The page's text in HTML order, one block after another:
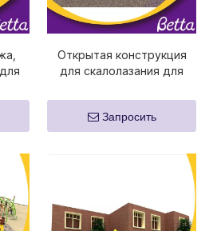
Открытая конструкция
для скалолазания для
игр
Запросить